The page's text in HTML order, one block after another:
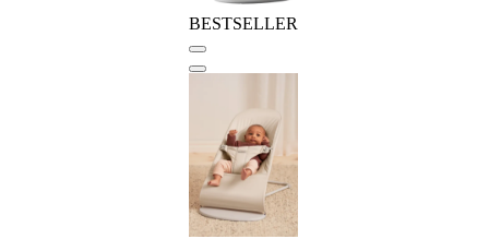
BESTSELLER